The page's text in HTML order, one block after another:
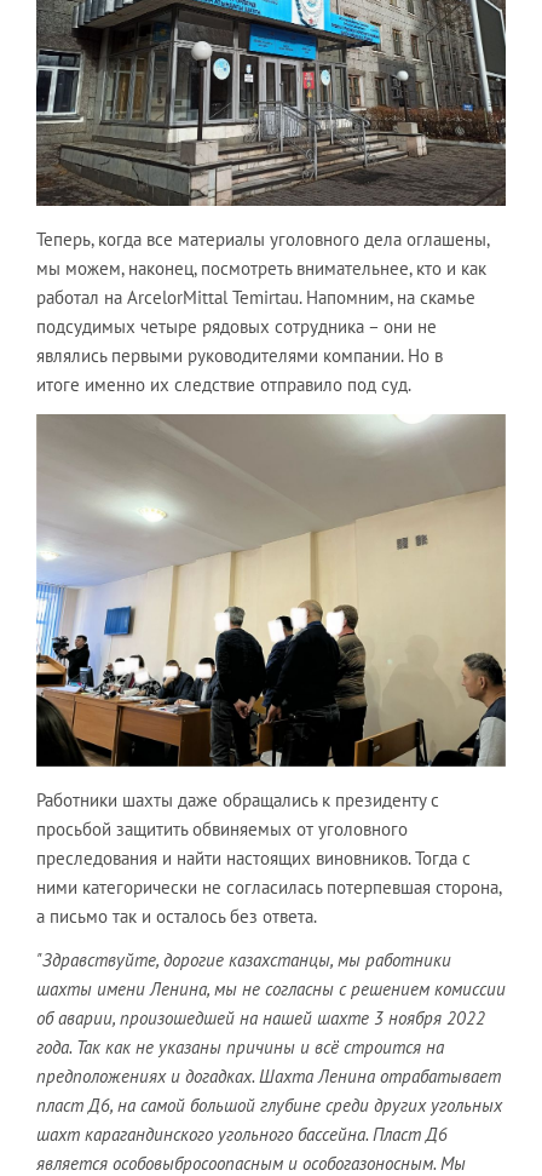
Теперь, когда все материалы уголовного дела оглашены,
мы можем, наконец, посмотреть внимательнее, кто и как
работал на ArcelorMittal Temirtau. Напомним, на скамье
подсудимых четыре рядовых сотрудника – они не
являлись первыми руководителями компании. Но в
итоге именно их следствие отправило под суд.
Работники шахты даже обращались к президенту с
просьбой защитить обвиняемых от уголовного
преследования и найти настоящих виновников. Тогда с
ними категорически не согласилась потерпевшая сторона,
а письмо так и осталось без ответа.
"Здравствуйте, дорогие казахстанцы, мы работники
шахты имени Ленина, мы не согласны с решением комиссии
об аварии, произошедшей на нашей шахте 3 ноября 2022
года. Так как не указаны причины и всё строится на
предположениях и догадках. Шахта Ленина отрабатывает
пласт Д6, на самой большой глубине среди других угольных
шахт карагандинского угольного бассейна. Пласт Д6
является особовыбросоопасным и особогазоносным. Мы